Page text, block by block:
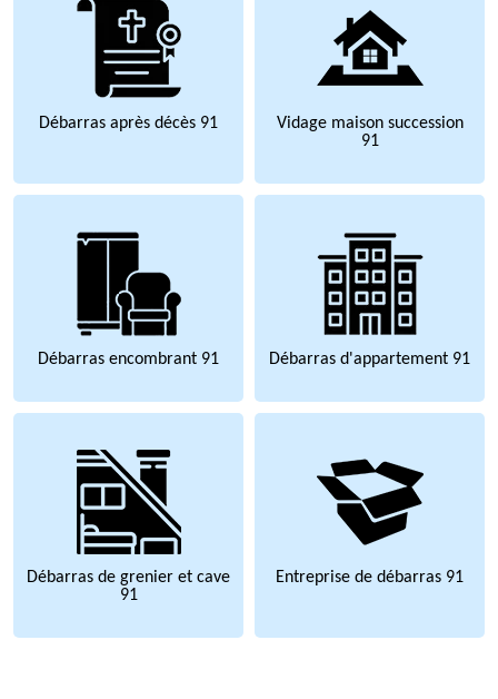
Débarras après décès 91
Vidage maison succession
91
Débarras encombrant 91 Débarras d'appartement 91
Débarras de grenier et cave
91
Entreprise de débarras 91